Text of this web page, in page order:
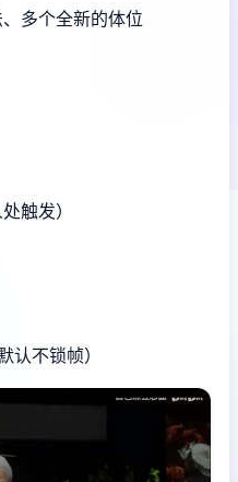
多个全新的体位
触发）
认不锁帧）